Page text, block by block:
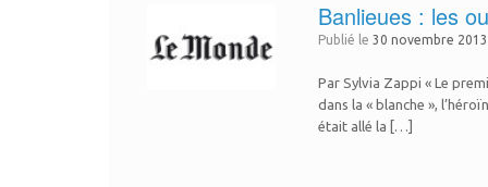
Banlieues : les
Publié le30 novembre 2013
Par Sylvia Zappi « Le
dans la « blanche »,
était allé la […]